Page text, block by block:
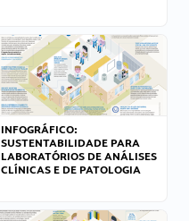
INFOGRÁFICO:
SUSTENTABILIDADE PARA
LABORATÓRIOS DE ANÁLISES
CLÍNICAS E DE PATOLOGIA